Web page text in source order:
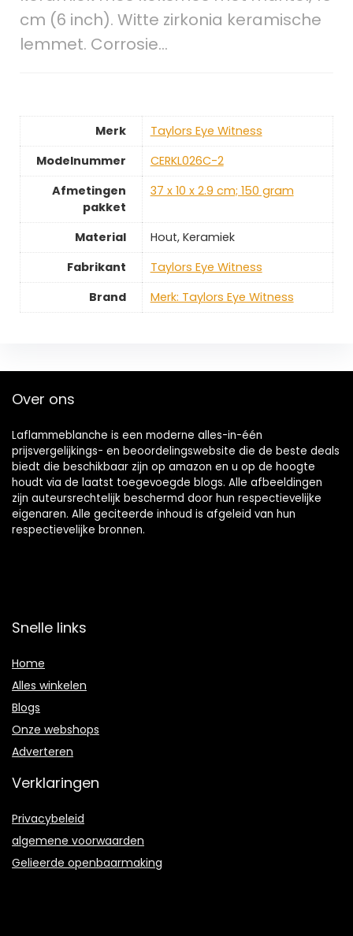
cm (6 inch). Witte zirkonia keramische
lemmet. Corrosie…
Merk
‎Taylors Eye Witness
Modelnummer
‎CERKL026C-2
Afmetingen
pakket
‎37 x 10 x 2.9 cm; 150 gram
Material
‎Hout, Keramiek
Fabrikant
‎Taylors Eye Witness
Brand
Merk: Taylors Eye Witness
Over ons
Laflammeblanche is een moderne alles-in-één
prijsvergelijkings- en beoordelingswebsite die de beste deals
biedt die beschikbaar zijn op amazon en u op de hoogte
houdt via de laatst toegevoegde blogs. Alle afbeeldingen
zijn auteursrechtelijk beschermd door hun respectievelijke
eigenaren. Alle geciteerde inhoud is afgeleid van hun
respectievelijke bronnen.
Snelle links
Home
Alles winkelen
Blogs
Onze webshops
Adverteren
Verklaringen
Privacybeleid
algemene voorwaarden
Gelieerde openbaarmaking